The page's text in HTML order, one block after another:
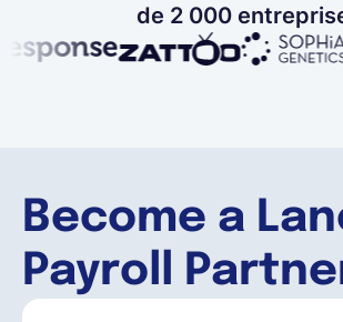
de 2 000
Become a
Payroll